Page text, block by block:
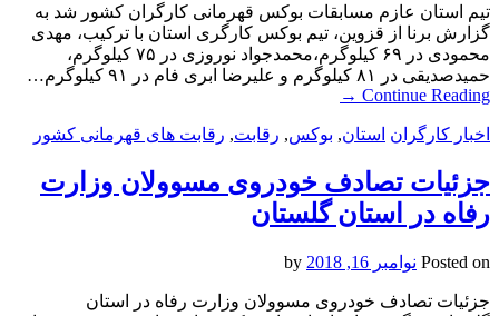
تیم استان عازم مسابقات بوکس قهرمانی کارگران کشور شد به
گزارش برنا از قزوین، تیم بوکس کارگری استان با ترکیب، مهدی
محمودی در ۶۹ کیلوگرم،محمدجواد نوروزی در ۷۵ کیلوگرم،
حمیدصدیقی در ۸۱ کیلوگرم و علیرضا ابری فام در ۹۱ کیلوگرم…
Continue Reading
→
اخبار کارگران استان, بوکس, رقابت, رقابت های قهرمانی کشور
جزئیات تصادف خودروی مسوولان وزارت
رفاه در استان گلستان
Posted on نوامبر 16, 2018
جزئیات تصادف خودروی مسوولان وزارت رفاه در استان